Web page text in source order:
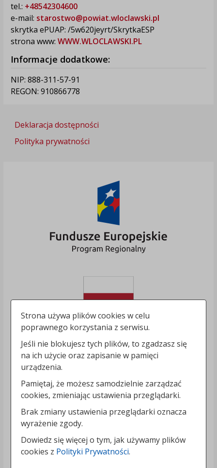
tel.: +48542304600
e-mail: starostwo@powiat.wloclawski.pl
skrytka ePUAP: /5w620jeyrt/SkrytkaESP
strona www: WWW.WLOCLAWSKI.PL
Informacje dodatkowe:
NIP: 888-311-57-91
REGON: 910866778
Deklaracja dostępności
Polityka prywatności
Strona używa plików cookies w celu
poprawnego korzystania z serwisu.
Jeśli nie blokujesz tych plików, to zgadzasz się
na ich użycie oraz zapisanie w pamięci
urządzenia.
Pamiętaj, że możesz samodzielnie zarządzać
cookies, zmieniając ustawienia przeglądarki.
Brak zmiany ustawienia przeglądarki oznacza
wyrażenie zgody.
Dowiedz się więcej o tym, jak używamy plików
cookies z Polityki Prywatności.